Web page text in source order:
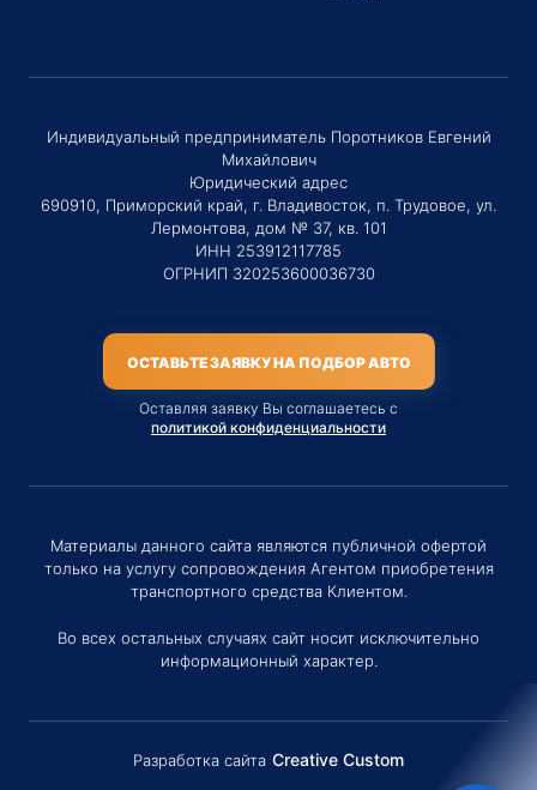
Индивидуальный предприниматель Поротников Евгений
Михайлович
Юридический адрес
690910, Приморский край, г. Владивосток, п. Трудовое, ул.
Лермонтова, дом № 37, кв. 101
ИНН 253912117785
ОГРНИП 320253600036730
ОСТАВЬТЕ ЗАЯВКУ НА ПОДБОР АВТО
Оставляя заявку Вы соглашаетесь с
политикой конфиденциальности
Материалы данного сайта являются публичной офертой
только на услугу сопровождения Агентом приобретения
транспортного средства Клиентом.
Во всех остальных случаях сайт носит исключительно
информационный характер.
Разработка сайта Creative Custom